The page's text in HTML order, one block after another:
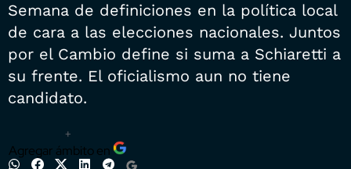
Semana de definiciones en la política local
de cara a las elecciones nacionales. Juntos
por el Cambio define si suma a Schiaretti a
su frente. El oficialismo aun no tiene
candidato.
+
Agregar ámbito en